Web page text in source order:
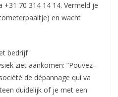
+31 70 314 14 14. Vermeld je
en wacht
bedrijf
ziet aankomen: “Pouvez-
de dépannage qui va
duidelijk of je met een